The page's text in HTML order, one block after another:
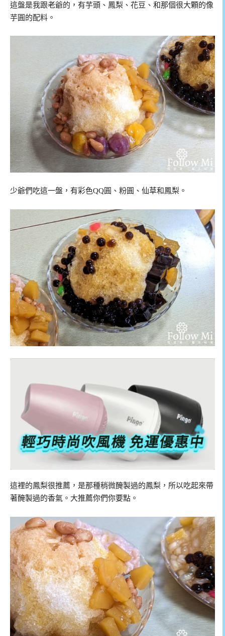
這盤是我跟老爺的，有芋頭、鳳梨、花豆、和那個很大顆的像
芋圓的配料。
少爺們吃這一盤，有彩色QQ圓、粉圓、仙草和鳳梨。
這裡的鳳梨很推薦，是那種稍微醃製過的鳳梨，所以吃起來帶
著醃製過的香氣。大推薦你們你要點。